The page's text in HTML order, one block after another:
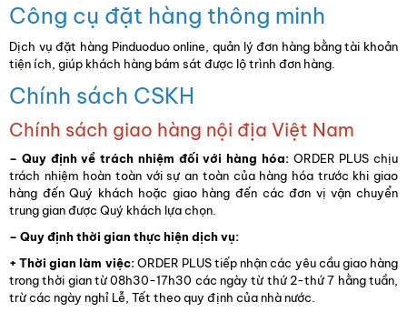
Công cụ đặt hàng thông minh
Dịch vụ đặt hàng Pinduoduo online, quản lý đơn hàng bằng tài khoản
tiện ích, giúp khách hàng bám sát được lộ trình đơn hàng.
Chính sách CSKH
Chính sách giao hàng nội địa Việt Nam
– Quy định về trách nhiệm đối với hàng hóa:ORDER PLUS chịu
trách nhiệm hoàn toàn với sự an toàn của hàng hóa trước khi giao
hàng đến Quý khách hoặc giao hàng đến các đơn vị vận chuyển
trung gian được Quý khách lựa chọn.
– Quy định thời gian thực hiện dịch vụ:
+ Thời gian làm việc:ORDER PLUS tiếp nhận các yêu cầu giao hàng
trong thời gian từ 08h30-17h30 các ngày từ thứ 2-thứ 7 hằng tuần,
trừ các ngày nghỉ Lễ, Tết theo quy định của nhà nước.